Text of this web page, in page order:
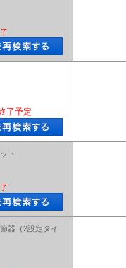
了予定
ト
器（2設定タイ